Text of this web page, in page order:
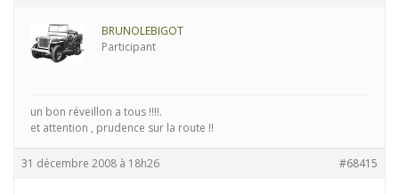
BRUNOLEBIGOT
Participant
un bon réveillon a tous !!!!.
et attention , prudence sur la route !!
31 décembre 2008 à 18h26 #68415